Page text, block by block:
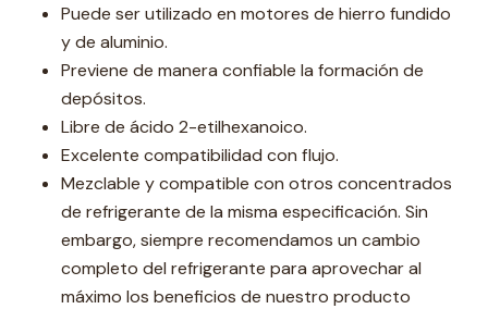
Puede ser utilizado en motores de hierro fundido
y de aluminio.
Previene de manera confiable la formación de
depósitos.
Libre de ácido 2-etilhexanoico.
Excelente compatibilidad con flujo.
Mezclable y compatible con otros concentrados
de refrigerante de la misma especificación. Sin
embargo, siempre recomendamos un cambio
completo del refrigerante para aprovechar al
máximo los beneficios de nuestro producto